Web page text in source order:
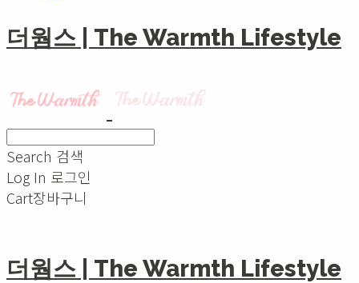
더웜스 | The Warmth Lifestyle
Search 검색
Log In 로그인
Cart장바구니
더웜스 | The Warmth Lifestyle